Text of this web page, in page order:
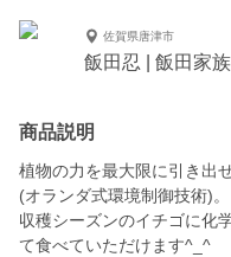
佐賀県唐津市
飯田忍 | 飯田家
商品説明
植物の力を最大限に引き出
(オランダ式環境制御技術)。
収穫シーズンのイチゴに化
て食べていただけます^_^